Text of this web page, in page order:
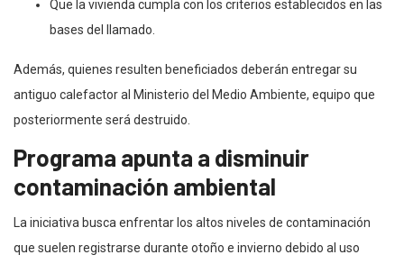
Que la vivienda cumpla con los criterios establecidos en las
bases del llamado.
Además, quienes resulten beneficiados deberán entregar su
antiguo calefactor al Ministerio del Medio Ambiente, equipo que
posteriormente será destruido.
Programa apunta a disminuir
contaminación ambiental
La iniciativa busca enfrentar los altos niveles de contaminación
que suelen registrarse durante otoño e invierno debido al uso